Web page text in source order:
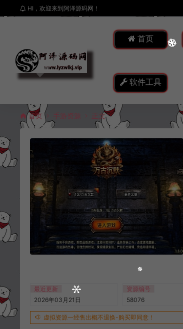
HI，欢迎来到阿泽源码网！
首页
软件工具
首页 手游资源 正文
最近更新
2026年03月21日
资源编号
58076
虚拟资源一经售出概不退换-购买即同意！